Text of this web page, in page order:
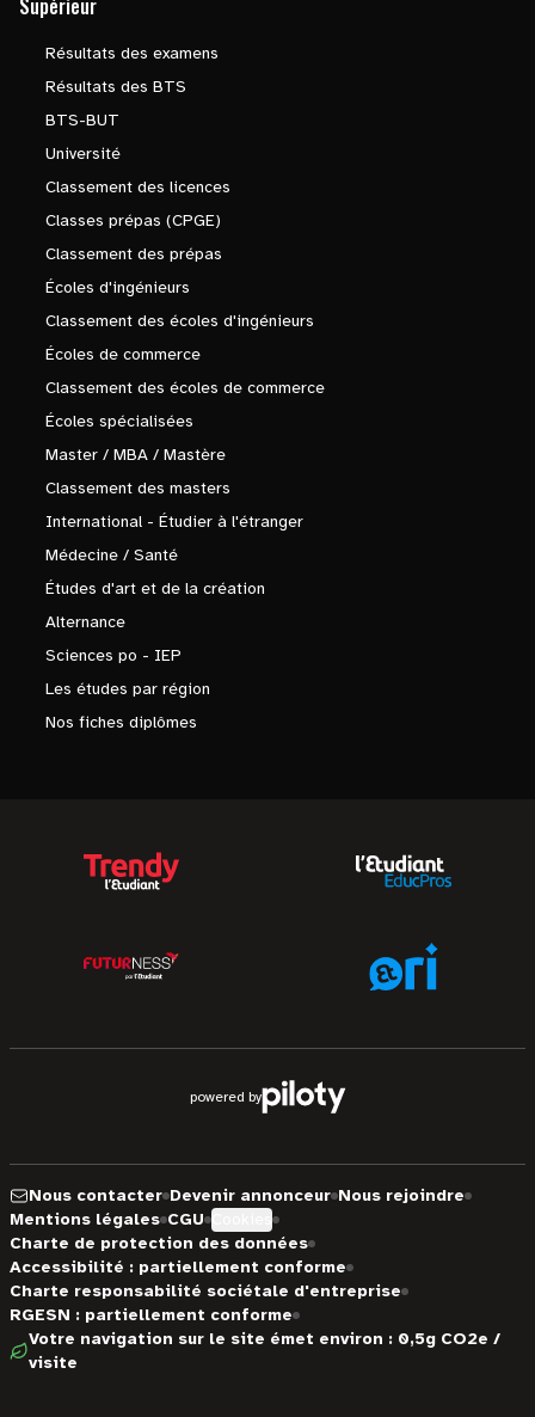
Supérieur
Résultats des examens
Résultats des BTS
BTS-BUT
Université
Classement des licences
Classes prépas (CPGE)
Classement des prépas
Écoles d'ingénieurs
Classement des écoles d'ingénieurs
Écoles de commerce
Classement des écoles de commerce
Écoles spécialisées
Master / MBA / Mastère
Classement des masters
International - Étudier à l'étranger
Médecine / Santé
Études d'art et de la création
Alternance
Sciences po - IEP
Les études par région
Nos fiches diplômes
powered by
Nous contacter Devenir annonceur Nous rejoindre
Mentions légales CGU
Charte de protection des données
Accessibilité : partiellement conforme
Charte responsabilité sociétale d'entreprise
RGESN : partiellement conforme
Votre navigation sur le site émet environ : 0,5g CO2e /
visite